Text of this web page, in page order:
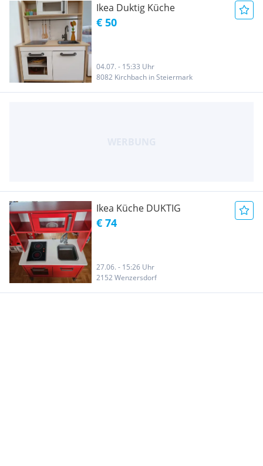
Ikea Duktig Küche
€ 50
04.07. - 15:33 Uhr
8082 Kirchbach in Steiermark
Ikea Küche DUKTIG
€ 74
27.06. - 15:26 Uhr
2152 Wenzersdorf